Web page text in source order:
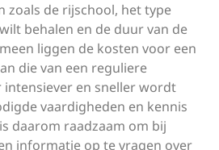
zoals de rijschool, het type
behalen en de duur van de
liggen de kosten voor een
die van een reguliere
en sneller wordt
vaardigheden en kennis
daarom raadzaam om bij
informatie op te vragen over